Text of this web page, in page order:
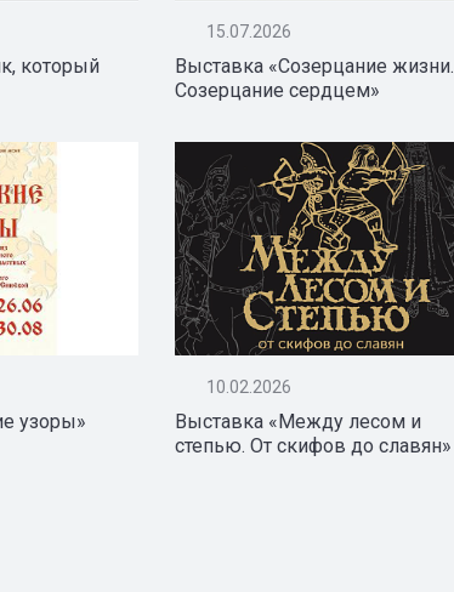
который
15.07.2026
Выставка «Созерцание жизни.
Созерцание сердцем»
узоры»
10.02.2026
Выставка «Между лесом и
степью. От скифов до славян»